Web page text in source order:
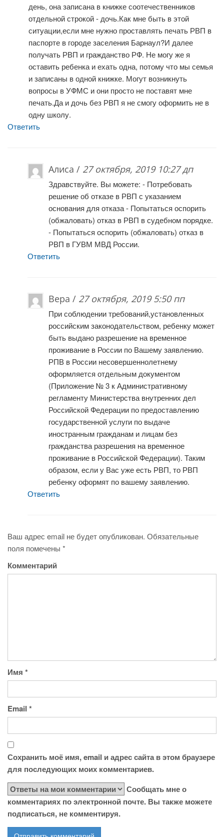
день, она записана в книжке соотечественников
отдельной строкой - дочь.Как мне быть в этой
ситуации,если мне нужно проставлять печать РВП в
паспорте в городе заселения Барнаул?И далее
получать РВП и гражданство РФ. Не могу же я
оставить ребенка и ехать одна, потому что мы семья
и записаны в одной книжке. Могут возникнуть
вопросы в УФМС и они просто не поставят мне
печать.Да и дочь без РВП я не смогу оформить не в
одну школу.
Ответить
Алиса / 27 октября, 2019 10:27 дп
Здравствуйте. Вы можете: - Потребовать
решение об отказе в РВП с указанием
основания для отказа - Попытаться оспорить
(обжаловать) отказ в РВП в судебном порядке.
- Попытаться оспорить (обжаловать) отказ в
РВП в ГУВМ МВД России.
Ответить
Вера / 27 октября, 2019 5:50 пп
При соблюдении требований,установленных
российским законодательством, ребенку может
быть выдано разрешение на временное
проживание в России по Вашему заявлению.
РПВ в России несовершеннолетнему
оформляется отдельным документом
(Приложение № 3 к Административному
регламенту Министерства внутренних дел
Российской Федерации по предоставлению
государственной услуги по выдаче
иностранным гражданам и лицам без
гражданства разрешения на временное
проживание в Российской Федерации). Таким
образом, если у Вас уже есть РВП, то РВП
ребенку оформят по вашему заявлению.
Ответить
Ваш адрес email не будет опубликован. Обязательные
поля помечены *
Комментарий
Имя *
Email *
Сохранить моё имя, email и адрес сайта в этом браузере
для последующих моих комментариев.
Сообщать мне о
комментариях по электронной почте. Вы также можете
подписаться, не комментируя.